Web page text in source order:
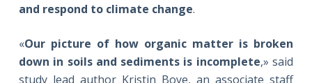
and respond to climate change.
«Our picture of how organic matter is broken
down in soils and sediments is incomplete,» said
study lead author Kristin Boye, an associate staff